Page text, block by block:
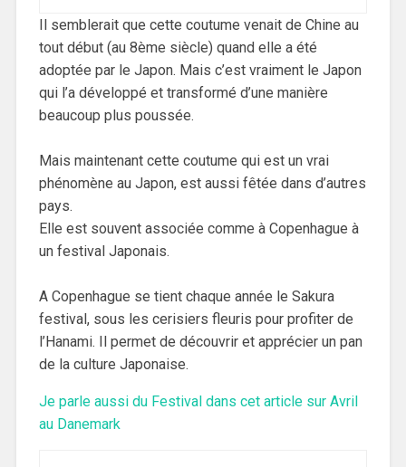
Il semblerait que cette coutume venait de Chine au
tout début (au 8ème siècle) quand elle a été
adoptée par le Japon. Mais c’est vraiment le Japon
qui l’a développé et transformé d’une manière
beaucoup plus poussée.
Mais maintenant cette coutume qui est un vrai
phénomène au Japon, est aussi fêtée dans d’autres
pays.
Elle est souvent associée comme à Copenhague à
un festival Japonais.
A Copenhague se tient chaque année le Sakura
festival, sous les cerisiers fleuris pour profiter de
l’Hanami. Il permet de découvrir et apprécier un pan
de la culture Japonaise.
Je parle aussi du Festival dans cet article sur Avril
au Danemark